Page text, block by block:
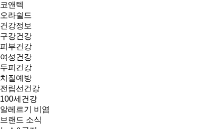
코앤텍
오라쉴드
건강정보
구강건강
피부건강
여성건강
두피건강
치질예방
전립선건강
100세건강
알레르기 비염
브랜드 소식